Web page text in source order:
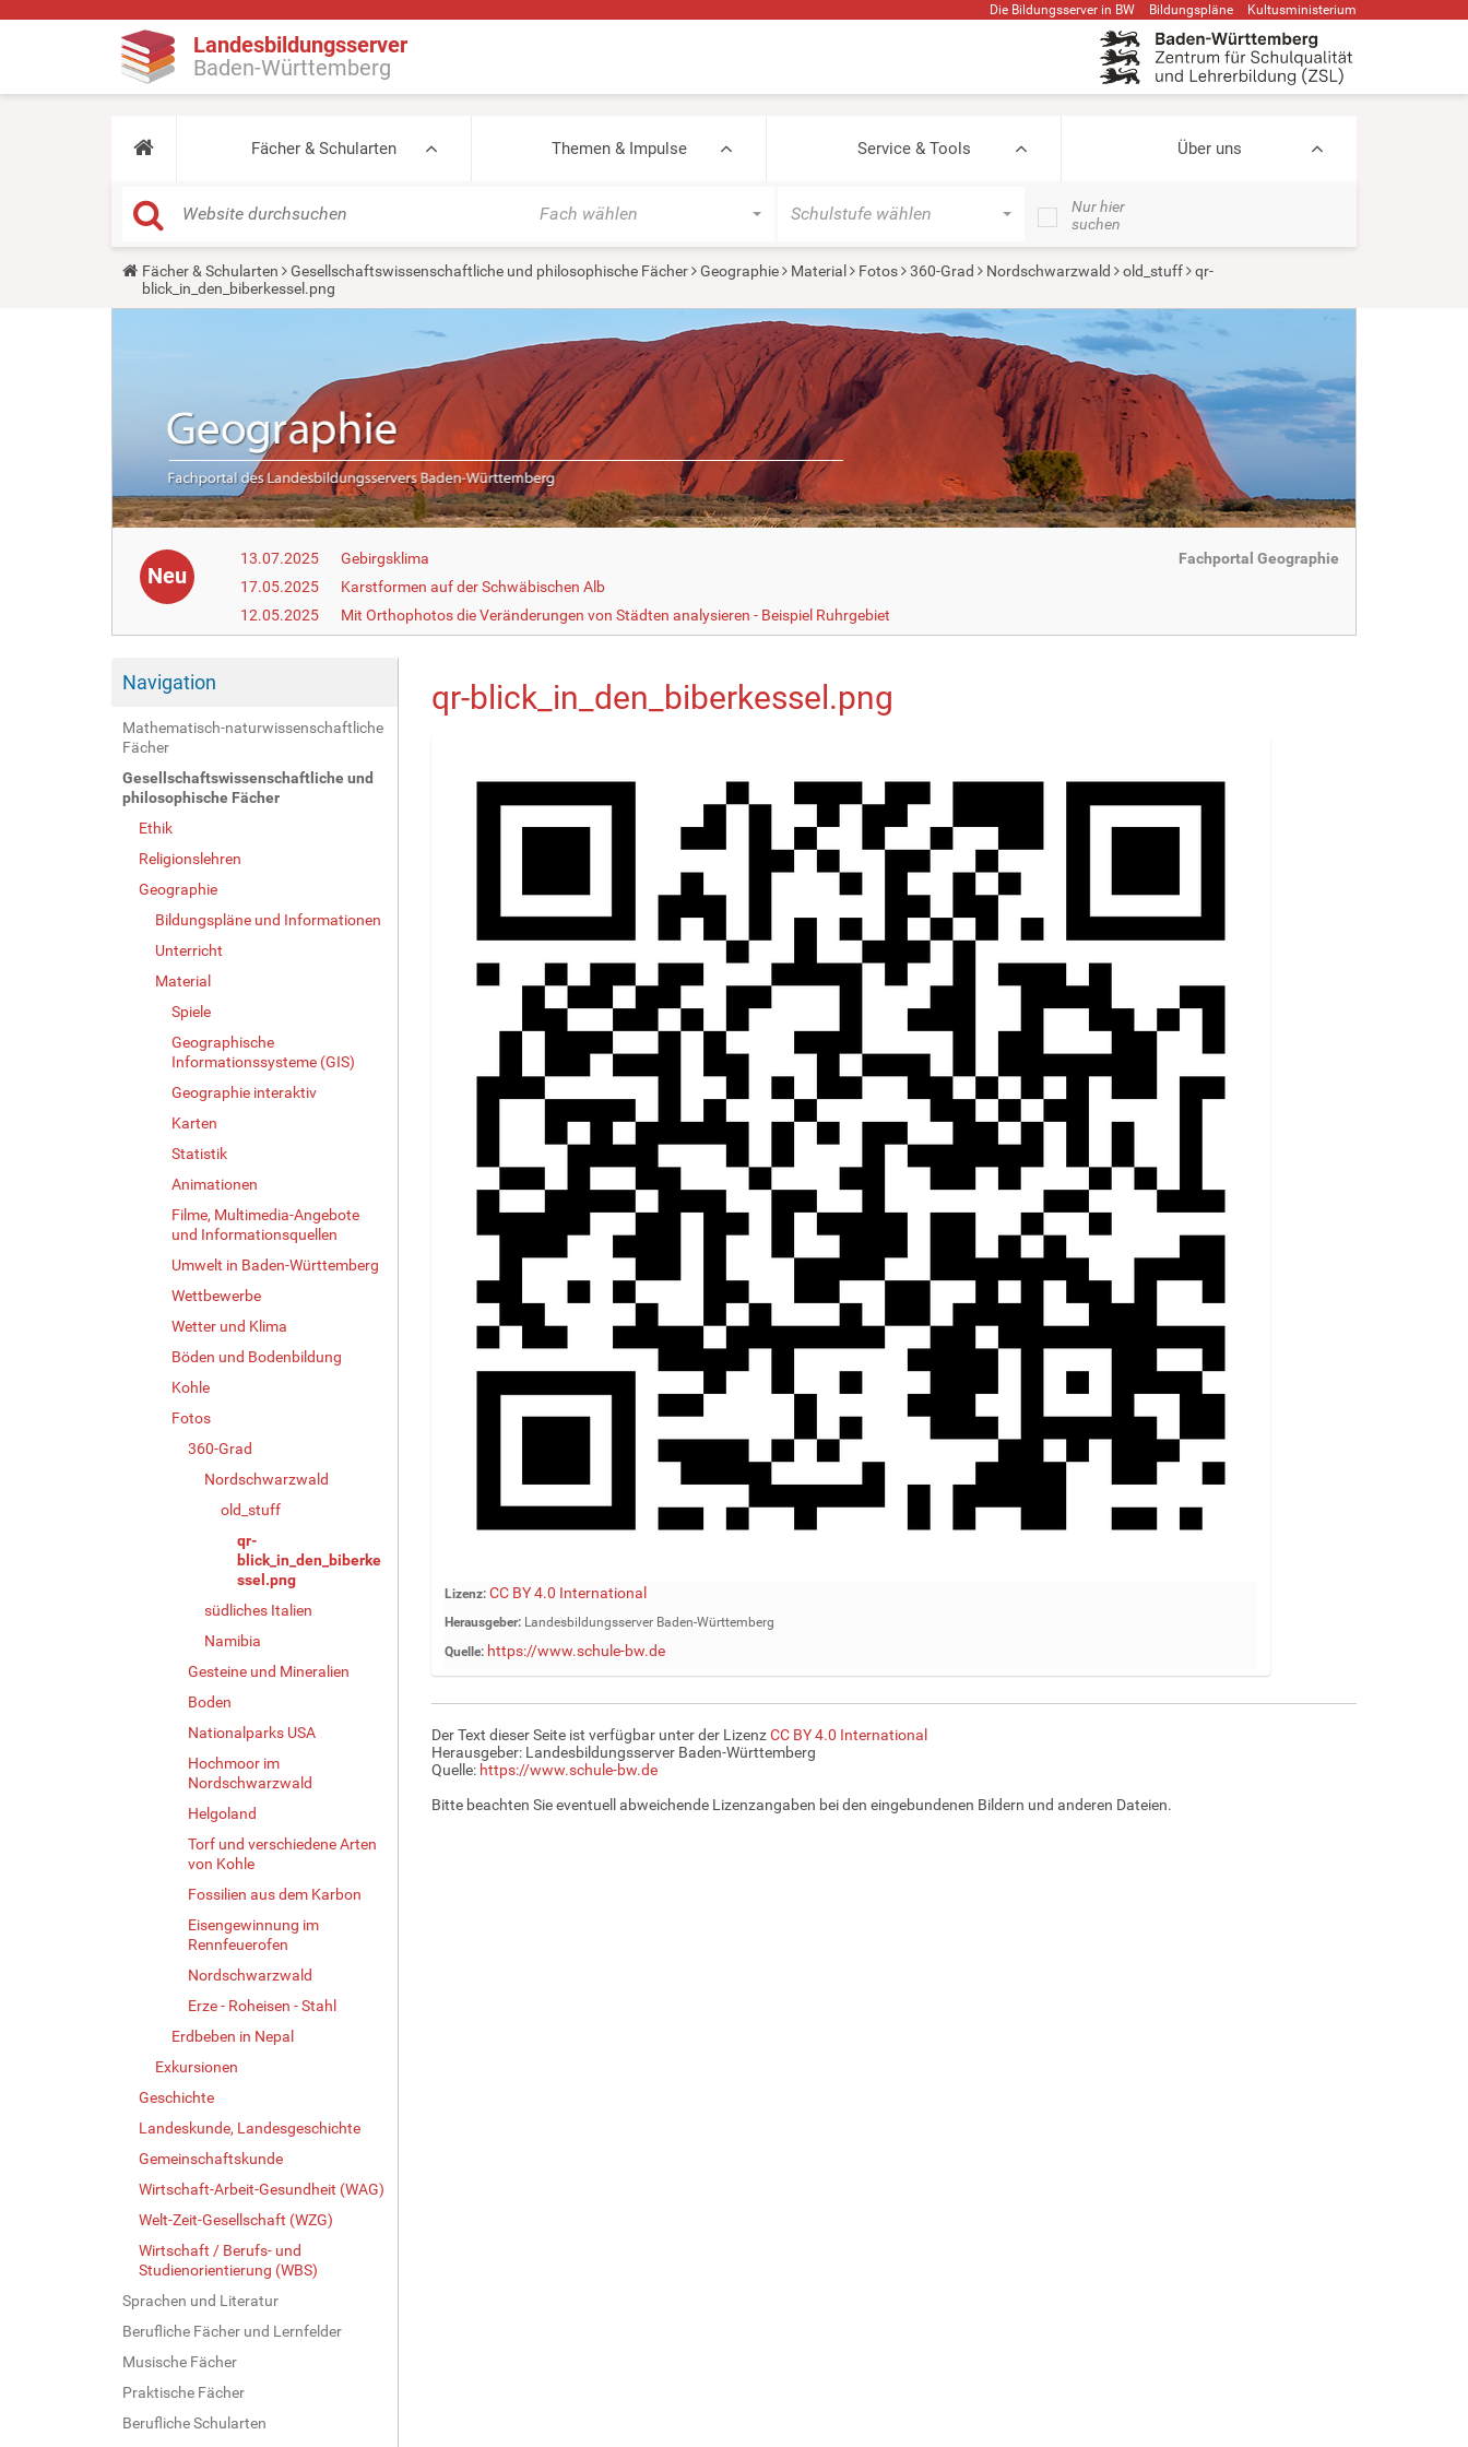
Die Bildungsserver in BW Bildungspläne Kultusministerium
Landesbildungsserver
Baden-Württemberg
Fächer & Schularten Themen & Impulse Service & Tools Über uns
Fach wählen Schulstufe wählen
Nur hier
suchen
Y
u
Fächer & Schularten Gesellschaftswissenschaftliche und philosophische Fächer Geographie Material Fotos 360-Grad Nordschwarzwald old_stuff
qr-
blick_in_den_biberkessel.png
Neu
13.07.2025
Gebirgsklima
17.05.2025
Karstformen auf der Schwäbischen Alb
12.05.2025
Mit Orthophotos die Veränderungen von Städten analysieren - Beispiel Ruhrgebiet
Fachportal Geographie
Navigation
Mathematisch-naturwissenschaftliche
Fächer
Gesellschaftswissenschaftliche und
philosophische Fächer
Ethik
Religionslehren
Geographie
Bildungspläne und Informationen
Unterricht
Material
Spiele
Geographische
Informationssysteme (GIS)
Geographie interaktiv
Karten
Statistik
Animationen
Filme, Multimedia-Angebote
und Informationsquellen
Umwelt in Baden-Württemberg
Wettbewerbe
Wetter und Klima
Böden und Bodenbildung
Kohle
Fotos
360-Grad
Nordschwarzwald
old_stuff
qr-
blick_in_den_biberke
ssel.png
südliches Italien
Namibia
Gesteine und Mineralien
Boden
Nationalparks USA
Hochmoor im
Nordschwarzwald
Helgoland
Torf und verschiedene Arten
von Kohle
Fossilien aus dem Karbon
Eisengewinnung im
Rennfeuerofen
Nordschwarzwald
Erze - Roheisen - Stahl
Erdbeben in Nepal
Exkursionen
Geschichte
Landeskunde, Landesgeschichte
Gemeinschaftskunde
Wirtschaft-Arbeit-Gesundheit (WAG)
Welt-Zeit-Gesellschaft (WZG)
Wirtschaft / Berufs- und
Studienorientierung (WBS)
Sprachen und Literatur
Berufliche Fächer und Lernfelder
Musische Fächer
Praktische Fächer
Berufliche Schularten
qr-blick_in_den_biberkessel.png
Z
g
e
B
l
d
n
Lizenz: CC BY 4.0 International
Herausgeber:Landesbildungsserver Baden-Württemberg
Quelle: https://www.schule-bw.de
Der Text dieser Seite ist verfügbar unter der LizenzCC BY 4.0 International
Herausgeber: Landesbildungsserver Baden-Württemberg
Quelle: https://www.schule-bw.de
Bitte beachten Sie eventuell abweichende Lizenzangaben bei den eingebundenen Bildern und anderen Dateien.